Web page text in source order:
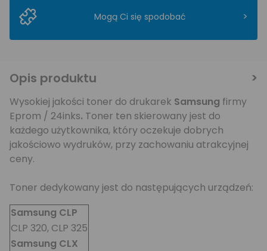
Mogą Ci się spodobać >
Opis produktu
Wysokiej jakości toner do drukarek Samsung firmy
Eprom / 24inks. Toner ten skierowany jest do
każdego użytkownika, który oczekuje dobrych
jakościowo wydruków, przy zachowaniu atrakcyjnej
ceny.
Toner dedykowany jest do następujących urządzeń:
Samsung CLP
CLP 320, CLP 325
Samsung CLX